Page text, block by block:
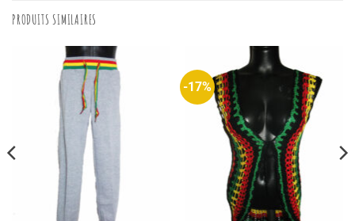
PRODUITS SIMILAIRES
-17%